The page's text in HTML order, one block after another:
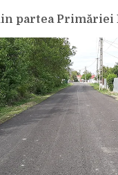
partea Primăriei